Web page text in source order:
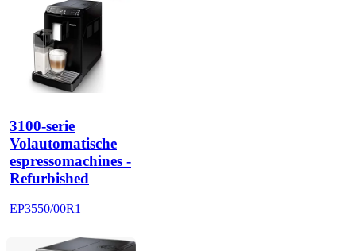
3100-serie
Volautomatische
espressomachines -
Refurbished
EP3550/00R1